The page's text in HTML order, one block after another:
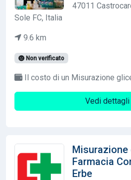
47011
Sole FC, Italia
9.6 km
Non verificato
Il costo di un Misurazione
Vedi dettagli
Misurazione
Farmacia
Erbe